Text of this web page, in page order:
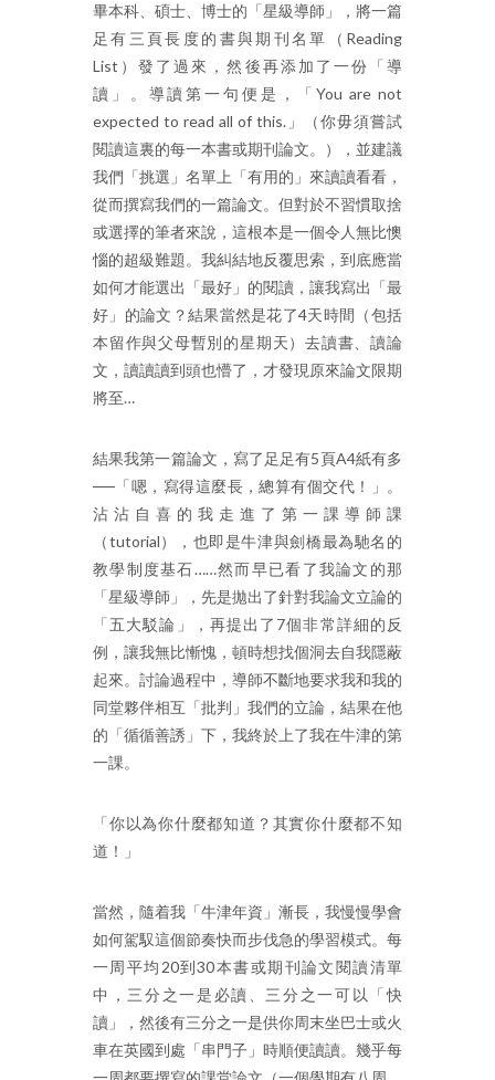
畢本科、碩士、博士的「星級導師」，將一篇
足有三頁長度的書與期刊名單（Reading
List）發了過來，然後再添加了一份「導
讀」。導讀第一句便是，「You are not
expected to read all of this.」（你毋須嘗試
閱讀這裏的每一本書或期刊論文。），並建議
我們「挑選」名單上「有用的」來讀讀看看，
從而撰寫我們的一篇論文。但對於不習慣取捨
或選擇的筆者來說，這根本是一個令人無比懊
惱的超級難題。我糾結地反覆思索，到底應當
如何才能選出「最好」的閱讀，讓我寫出「最
好」的論文？結果當然是花了4天時間（包括
本留作與父母暫別的星期天）去讀書、讀論
文，讀讀讀到頭也懵了，才發現原來論文限期
將至…
結果我第一篇論文，寫了足足有5頁A4紙有多
──「嗯，寫得這麼長，總算有個交代！」。
沾沾自喜的我走進了第一課導師課
（tutorial），也即是牛津與劍橋最為馳名的
教學制度基石……然而早已看了我論文的那
「星級導師」，先是拋出了針對我論文立論的
「五大駁論」，再提出了7個非常詳細的反
例，讓我無比慚愧，頓時想找個洞去自我隱蔽
起來。討論過程中，導師不斷地要求我和我的
同堂夥伴相互「批判」我們的立論，結果在他
的「循循善誘」下，我終於上了我在牛津的第
一課。
「你以為你什麼都知道？其實你什麼都不知
道！」
當然，隨着我「牛津年資」漸長，我慢慢學會
如何駕馭這個節奏快而步伐急的學習模式。每
一周平均20到30本書或期刊論文閱讀清單
中，三分之一是必讀、三分之一可以「快
讀」，然後有三分之一是供你周末坐巴士或火
車在英國到處「串門子」時順便讀讀。幾乎每